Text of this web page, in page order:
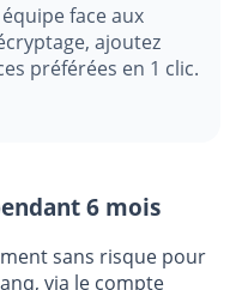
face aux
ajoutez
préférées en 1 clic.
6 mois